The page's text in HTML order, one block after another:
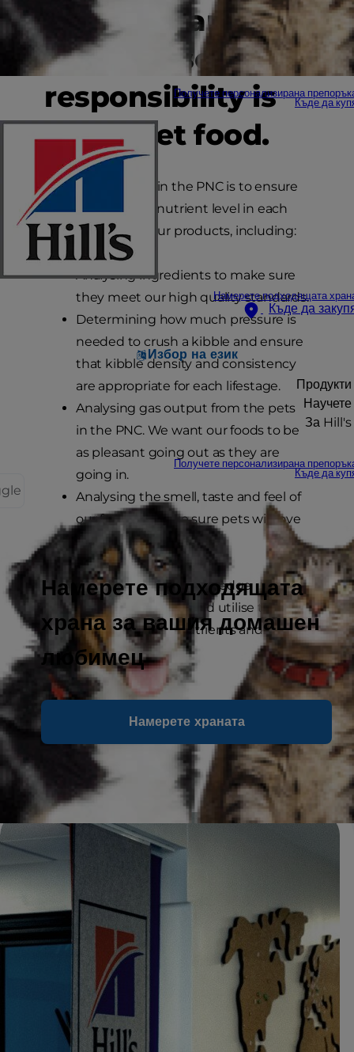
Получете персонализирана
Къде да
Намерете подходящата
Къде да
Избор на език
Продукти
Научете
За Hill's
Получете персонализирана
Къде да
Намерете подходящата
храна за вашия домашен
любимец
Намерете храната
450 dogs and 450
cats whose sole
responsibility is
to eat pet food.
Everything we do in the PNC is to ensure
we have the right nutrient level in each
and every one of our products, including:
Analysing ingredients to make sure
they meet our high quality standards.
Determining how much pressure is
needed to crush a kibble and ensure
that kibble density and consistency
are appropriate for each lifestage.
Analysing gas output from the pets
in the PNC. We want our foods to be
as pleasant going out as they are
going in.
Analysing the smell, taste and feel of
our foods to make sure pets will love
it.
Finally, we are using cutting edge
techniques to research and utilise the
connection between nutrients and gene
expression.